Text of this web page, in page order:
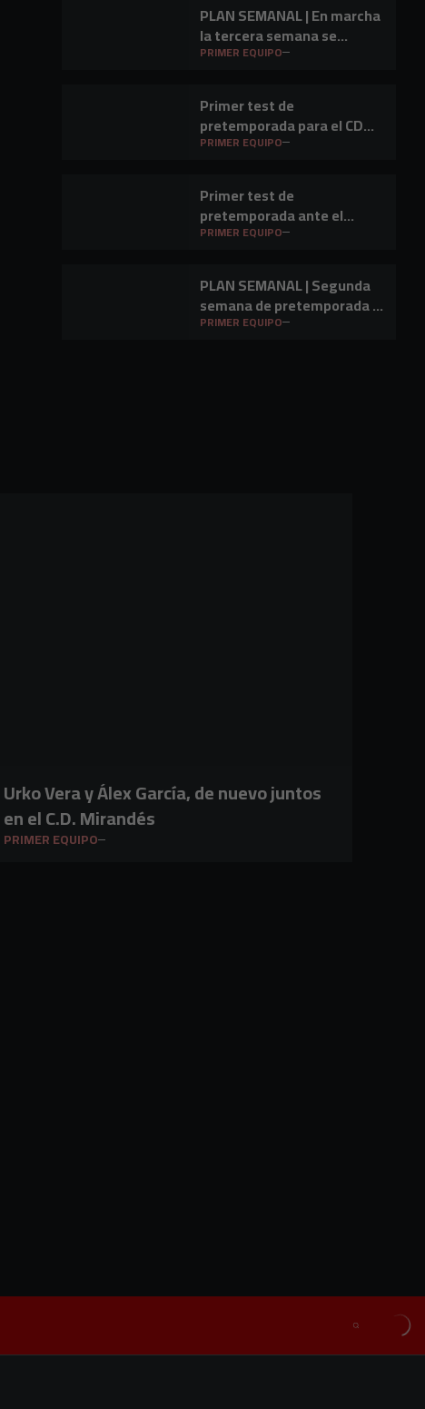
PLAN SEMANAL | En marcha
la tercera semana se
preparación
PRIMER EQUIPO
Primer test de
pretemporada para el CD
Mirandés en Lasesarre
PRIMER EQUIPO
Primer test de
pretemporada ante el
Barakaldo CF
PRIMER EQUIPO
PLAN SEMANAL | Segunda
semana de pretemporada y
primer amistoso a la vista
PRIMER EQUIPO
Urko Vera y Álex García, de nuevo juntos
en el C.D. Mirandés
PRIMER EQUIPO